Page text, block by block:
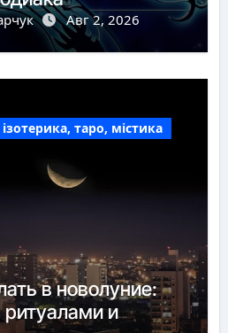
Авг 2, 2026
таро, містика
в новолуние:
ритуалами и